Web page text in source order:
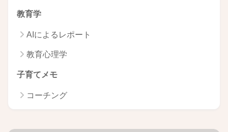
教育学
AIによるレポート
教育心理学
子育てメモ
コーチング